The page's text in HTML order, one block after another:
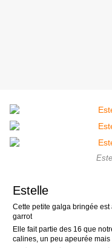
Estelle
Cette petite galga bringée
garrot
Elle fait partie des 16 que
calines, un peu apeurée